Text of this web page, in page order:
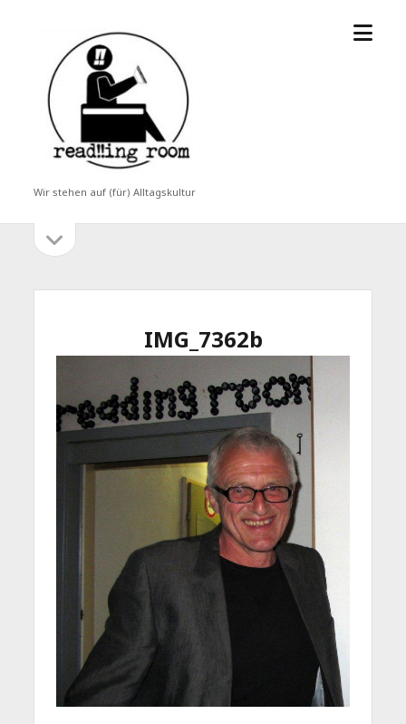
read!!ing
room
Wir stehen auf (für) Alltagskultur
Menü
Seitenleiste
öffnen
IMG_7362b